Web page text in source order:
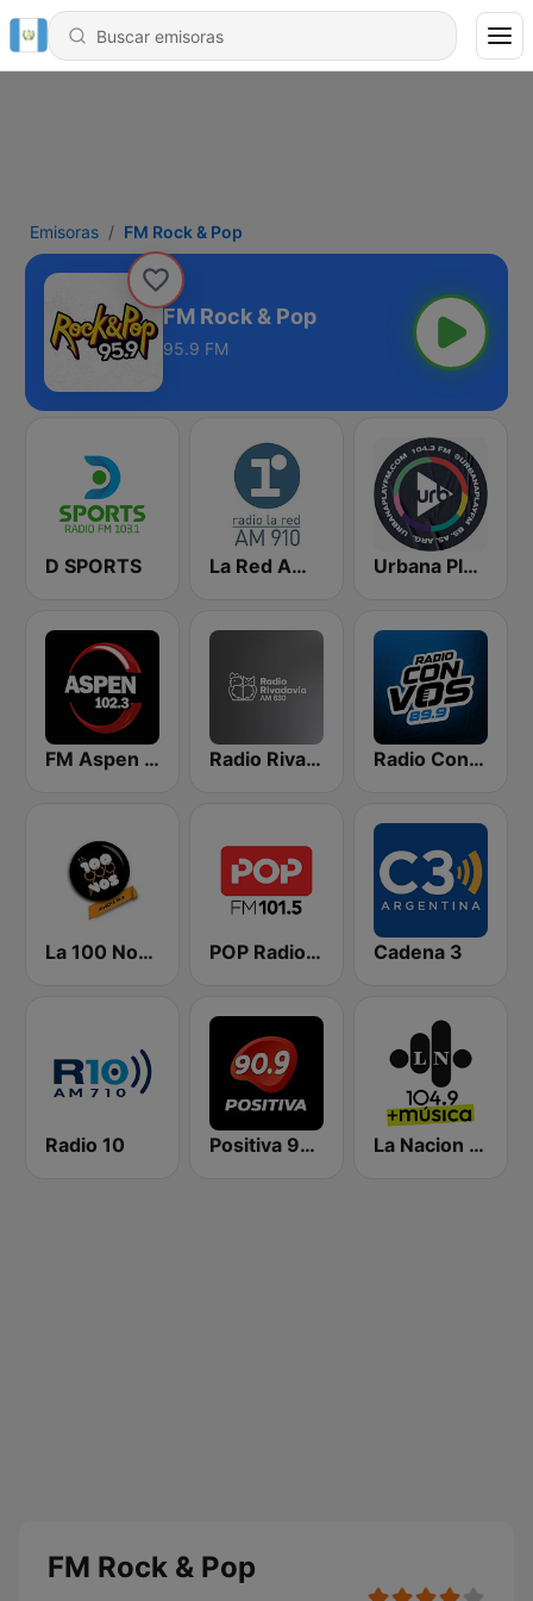
Emisoras FM Rock & Pop
FM Rock & Pop
95.9 FM
D SPORTS La Red AM 910 Urbana Play 104.3 FM
FM Aspen 102.3 Radio Rivadavia 630 AM Radio Con Vos 89.9
La 100 Nogoyá POP Radio 101.5 Cadena 3
Radio 10 Positiva 90.9 - Radio Mitre Corrientes La Nacion 104.9
FM Rock & Pop